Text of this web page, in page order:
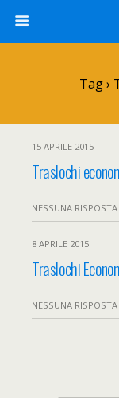
Tag ›
15 APRILE 2015
Traslochi
NESSUNA RISPOSTA
8 APRILE 2015
Traslochi
NESSUNA RISPOSTA